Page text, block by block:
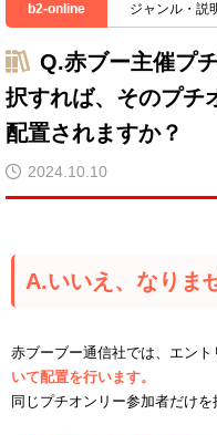
b2-online ジャンル・説
Q.赤ブー主催プ
択すれば、そのプチ
配置されますか？
2024.10.10
A.いいえ、なりま
赤ブーブー通信社では、エン
いて配置を行います。
同じプチオンリー参加者だけ